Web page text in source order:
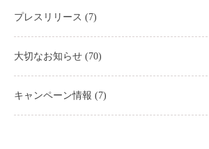
プレスリリース (7)
大切なお知らせ (70)
キャンペーン情報 (7)